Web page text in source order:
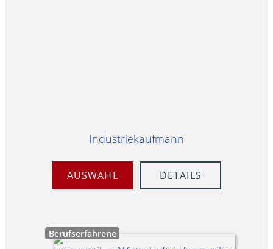
Industriekaufmann
AUSWAHL DETAILS
Berufserfahrene